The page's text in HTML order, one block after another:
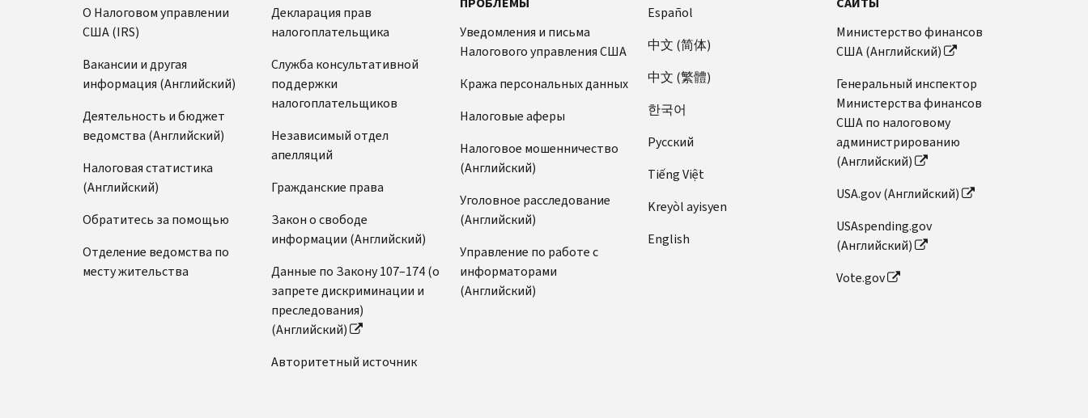
О Налоговом управлении
США (IRS)
Вакансии и другая
информация (Английский)
Деятельность и бюджет
ведомства (Английский)
Налоговая статистика
(Английский)
Обратитесь за помощью
Отделение ведомства по
месту жительства
Декларация прав
налогоплательщика
Служба консультативной
поддержки
налогоплательщиков
Независимый отдел
апелляций
Гражданские права
Закон о свободе
информации (Английский)
Данные по Закону 107–174 (о
запрете дискриминации и
преследования)
(Английский)
Авторитетный источник
Уведомления и письма
Налогового управления США
Кража персональных данных
Налоговые аферы
Налоговое мошенничество
(Английский)
Уголовное расследование
(Английский)
Управление по работе с
информаторами
(Английский)
Español
中文 (简体)
中文 (繁體)
한국어
Pусский
Tiếng Việt
Kreyòl ayisyen
English
Министерство финансов
США (Английский)
Генеральный инспектор
Министерства финансов
США по налоговому
администрированию
(Английский)
USA.gov (Английский)
USAspending.gov
(Английский)
Vote.gov